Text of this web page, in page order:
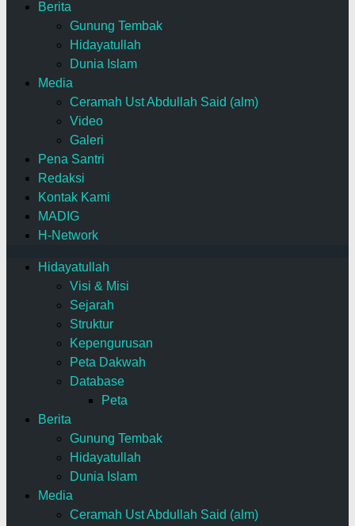
Berita
Gunung Tembak
Hidayatullah
Dunia Islam
Media
Ceramah Ust Abdullah Said (alm)
Video
Galeri
Pena Santri
Redaksi
Kontak Kami
MADIG
H-Network
Hidayatullah
Visi & Misi
Sejarah
Struktur
Kepengurusan
Peta Dakwah
Database
Peta
Berita
Gunung Tembak
Hidayatullah
Dunia Islam
Media
Ceramah Ust Abdullah Said (alm)